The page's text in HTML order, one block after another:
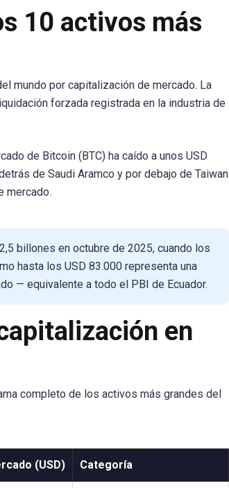
10 activos más
mundo por capitalización de mercado. La
forzada registrada en la industria de
de Bitcoin (BTC) ha caído a unos USD
de Saudi Aramco y por debajo de Taiwan
mercado.
billones en octubre de 2025, cuando los
hasta los USD 83.000 representa una
— equivalente a todo el PBI de Ecuador.
en
completo de los activos más grandes del
(USD) Categoría